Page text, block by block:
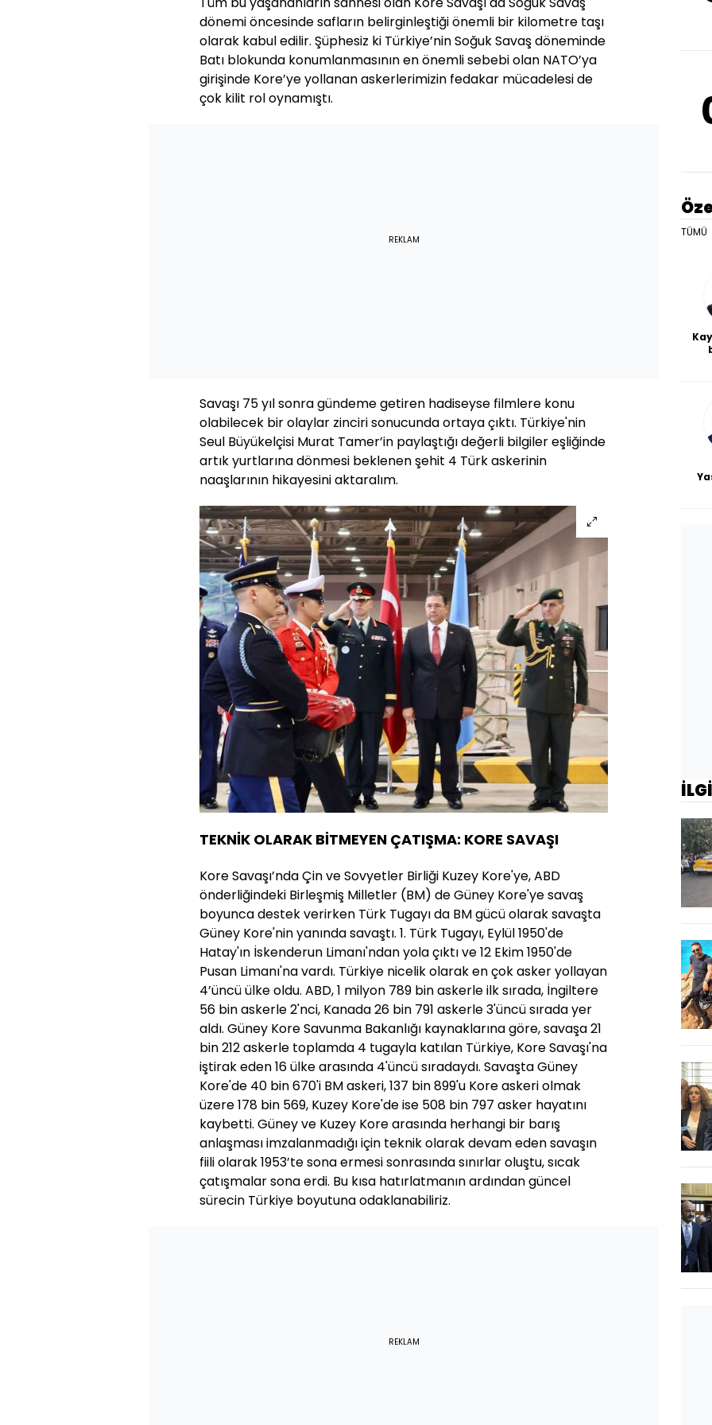
dönemi öncesinde safların belirginleştiği önemli bir kilometre taşı
olarak kabul edilir. Şüphesiz ki Türkiye’nin Soğuk Savaş döneminde
Batı blokunda konumlanmasının en önemli sebebi olan NATO’ya
girişinde Kore’ye yollanan askerlerimizin fedakar mücadelesi de
çok kilit rol oynamıştı.
REKLAM
Savaşı 75 yıl sonra gündeme getiren hadiseyse filmlere konu
olabilecek bir olaylar zinciri sonucunda ortaya çıktı. Türkiye'nin
Seul Büyükelçisi Murat Tamer’in paylaştığı değerli bilgiler eşliğinde
artık yurtlarına dönmesi beklenen şehit 4 Türk askerinin
naaşlarının hikayesini aktaralım.
TEKNİK OLARAK BİTMEYEN ÇATIŞMA: KORE SAVAŞI
Kore Savaşı’nda Çin ve Sovyetler Birliği Kuzey Kore'ye, ABD
önderliğindeki Birleşmiş Milletler (BM) de Güney Kore'ye savaş
boyunca destek verirken Türk Tugayı da BM gücü olarak savaşta
Güney Kore'nin yanında savaştı. 1. Türk Tugayı, Eylül 1950'de
Hatay'ın İskenderun Limanı'ndan yola çıktı ve 12 Ekim 1950'de
Pusan Limanı'na vardı. Türkiye nicelik olarak en çok asker yollayan
4’üncü ülke oldu. ABD, 1 milyon 789 bin askerle ilk sırada, İngiltere
56 bin askerle 2'nci, Kanada 26 bin 791 askerle 3'üncü sırada yer
aldı. Güney Kore Savunma Bakanlığı kaynaklarına göre, savaşa 21
bin 212 askerle toplamda 4 tugayla katılan Türkiye, Kore Savaşı'na
iştirak eden 16 ülke arasında 4'üncü sıradaydı. Savaşta Güney
Kore'de 40 bin 670'i BM askeri, 137 bin 899'u Kore askeri olmak
üzere 178 bin 569, Kuzey Kore'de ise 508 bin 797 asker hayatını
kaybetti. Güney ve Kuzey Kore arasında herhangi bir barış
anlaşması imzalanmadığı için teknik olarak devam eden savaşın
fiili olarak 1953’te sona ermesi sonrasında sınırlar oluştu, sıcak
çatışmalar sona erdi. Bu kısa hatırlatmanın ardından güncel
sürecin Türkiye boyutuna odaklanabiliriz.
REKLAM
TÜMÜ